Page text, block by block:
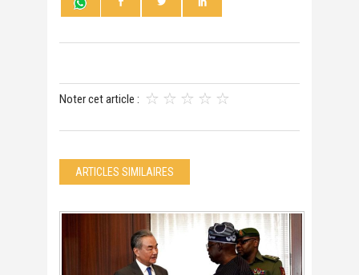
Noter cet article :
ARTICLES SIMILAIRES